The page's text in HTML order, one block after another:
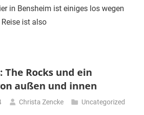
in Bensheim ist einiges los wegen
ist also
The Rocks und ein
außen und innen
Christa Zencke Uncategorized